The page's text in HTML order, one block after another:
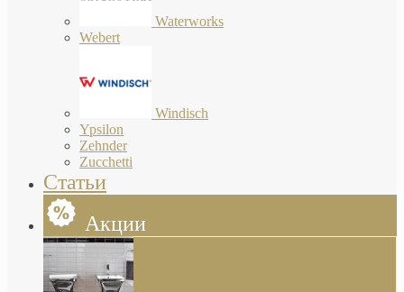
Waterworks
Webert
Windisch
Ypsilon
Zehnder
Zucchetti
Статьи
Акции